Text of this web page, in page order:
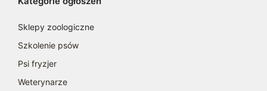
Sklepy zoologiczne
Szkolenie psów
Psi fryzjer
Weterynarze